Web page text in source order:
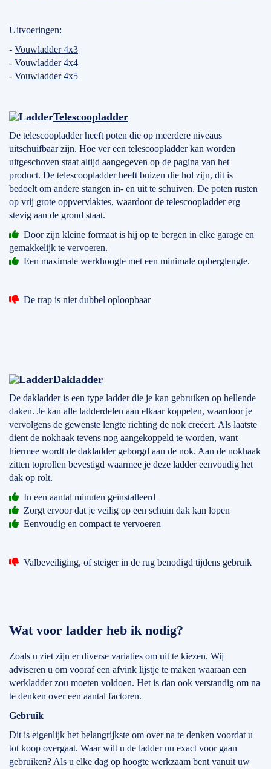
Uitvoeringen:
- Vouwladder 4x3
- Vouwladder 4x4
- Vouwladder 4x5
Telescoopladder
De telescoopladder heeft poten die op meerdere niveaus
uitschuifbaar zijn. Hoe ver een telescoopladder kan worden
uitgeschoven staat altijd aangegeven op de pagina van het
product. De telescoopladder heeft buizen die hol zijn, dit is
bedoelt om andere stangen in- en uit te schuiven. De poten rusten
op vrij grote oppvervlaktes, waardoor de telescoopladder erg
stevig aan de grond staat.
Door zijn kleine formaat is hij op te bergen in elke garage en
gemakkelijk te vervoeren.
Een maximale werkhoogte met een minimale opberglengte.
De trap is niet dubbel oploopbaar
Dakladder
De dakladder is een type ladder die je kan gebruiken op hellende
daken. Je kan alle ladderdelen aan elkaar koppelen, waardoor je
vervolgens de gewenste lengte richting de nok creëert. Als laatste
dient de nokhaak tevens nog aangekoppeld te worden, want
hiermee wordt de dakladder geborgd aan de nok. Aan de nokhaak
zitten toprollen bevestigd waarmee je deze ladder eenvoudig het
dak op rolt.
In een aantal minuten geïnstalleerd
Zorgt ervoor dat je veilig op een schuin dak kan lopen
Eenvoudig en compact te vervoeren
Valbeveiliging, of steiger in de rug benodigd tijdens gebruik
Wat voor ladder heb ik nodig?
Zoals u ziet zijn er diverse variaties om uit te kiezen. Wij
adviseren u om vooraf een afvink lijstje te maken waaraan een
werkladder zou moeten voldoen. Het is dan ook verstandig om na
te denken over een aantal factoren.
Gebruik
Dit is eigenlijk het belangrijkste om over na te denken voordat u
tot koop overgaat. Waar wilt u de ladder nu exact voor gaan
gebruiken? Als u elke dag op hoogte werkzaam bent vanuit uw